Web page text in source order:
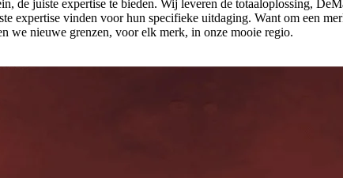
de juiste expertise te bieden. Wij leveren de totaaloplossing,
expertise vinden voor hun specifieke uitdaging. Want om een
we nieuwe grenzen, voor elk merk, in onze mooie regio.